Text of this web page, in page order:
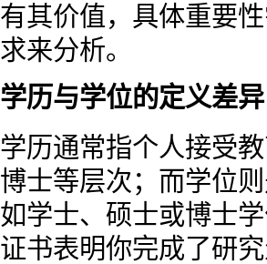
有其价值，具体重要
求来分析。
学历与学位的定义差异
学历通常指个人接受
博士等层次；而学位
如学士、硕士或博士
证书表明你完成了研